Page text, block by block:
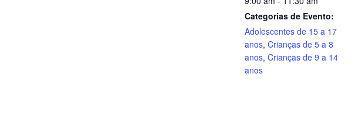
Categorias de Evento:
Adolescentes de 15 a 17
anos, Crianças de 5 a 8
anos, Crianças de 9 a 14
anos